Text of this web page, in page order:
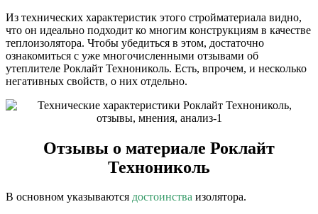
Из технических характеристик этого стройматериала видно,
что он идеально подходит ко многим конструкциям в качестве
теплоизолятора. Чтобы убедиться в этом, достаточно
ознакомиться с уже многочисленными отзывами об
утеплителе Роклайт Технониколь. Есть, впрочем, и несколько
негативных свойств, о них отдельно.
Отзывы о материале Роклайт
Технониколь
В основном указываются достоинства изолятора.